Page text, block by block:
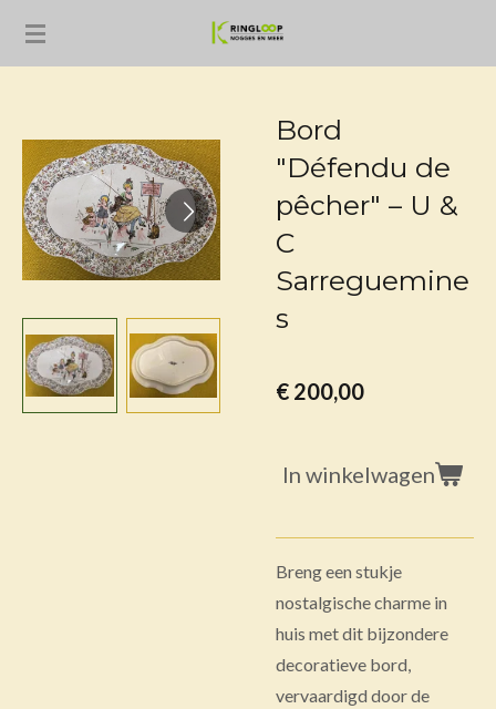
Ga
hoofdinhoud
Bord
"Défendu de
pêcher" – U &
C
Sarreguemine
s
€ 200,00
In winkelwagen
Breng een stukje
nostalgische charme in
huis met dit bijzondere
decoratieve bord,
vervaardigd door de